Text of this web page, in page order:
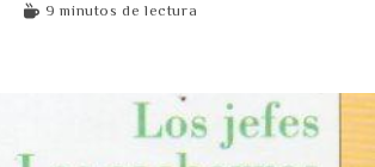
9 minutos de lectura